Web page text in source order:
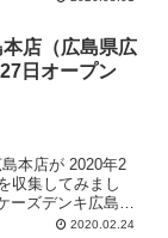
店（広島県広
日オープン
2020.02.24